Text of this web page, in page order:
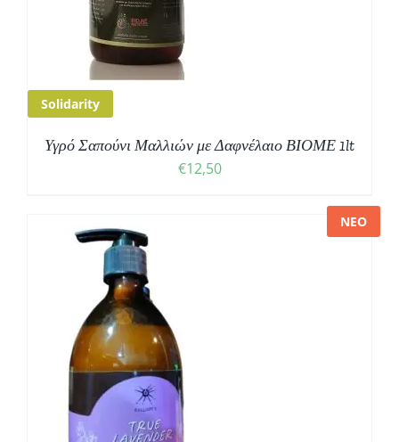
Solidarity
Υγρό Σαπούνι Μαλλιών με Δαφνέλαιο ΒΙΟΜΕ 1lt
€12,50
ΝΕΟ